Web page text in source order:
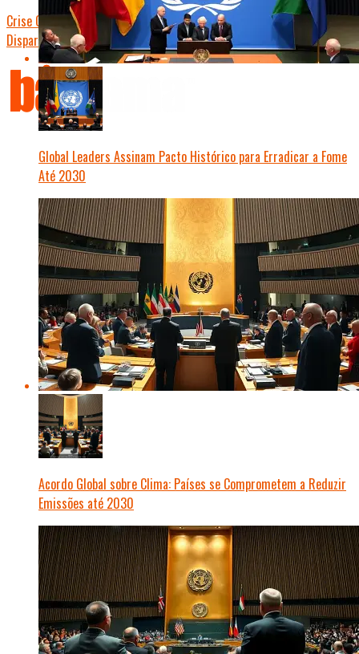
Crise Global Alimentar: Estoques de Grãos Desabam e Preços
Disparam em Maio de 2026
Global Leaders Assinam Pacto Histórico para Erradicar a Fome
Até 2030
Acordo Global sobre Clima: Países se Comprometem a Reduzir
Emissões até 2030